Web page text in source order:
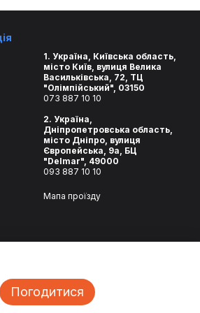
1. Україна, Київська область,
місто Київ, вулиця Велика
Васильківська, 72, ТЦ
"Олімпійський", 03150
073 887 10 10
2. Україна,
Дніпропетровська область,
місто Дніпро, вулиця
Європейська, 9а, БЦ
"Delmar", 49000
093 887 10 10
Мапа проїзду
Погодитися